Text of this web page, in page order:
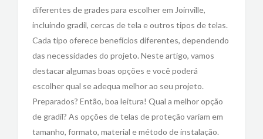
diferentes de grades para escolher em Joinville,
incluindo gradil, cercas de tela e outros tipos de telas.
Cada tipo oferece benefícios diferentes, dependendo
das necessidades do projeto. Neste artigo, vamos
destacar algumas boas opções e você poderá
escolher qual se adequa melhor ao seu projeto.
Preparados? Então, boa leitura! Qual a melhor opção
de gradil? As opções de telas de proteção variam em
tamanho, formato, material e método de instalação.